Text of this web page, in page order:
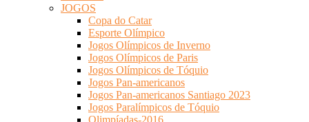
JOGOS
Copa do Catar
Esporte Olímpico
Jogos Olímpicos de Inverno
Jogos Olímpicos de Paris
Jogos Olímpicos de Tóquio
Jogos Pan-americanos
Jogos Pan-americanos Santiago 2023
Jogos Paralímpicos de Tóquio